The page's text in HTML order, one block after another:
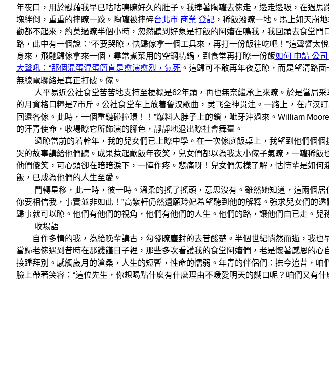
年夜口，用於慰藉我早已咕咕鳴瞭好久的肚子。我捧著陶罐去傢走，邊走邊吸，在過馬
塊絆倒，重重的摔瞭一跤。陶罐被摔碎台北市 商業 登記 ，稀飯潑瞭一地。馬上如天崩
勸都不起來，約莫過瞭半個小時，忽然聽到好象是打飯的阿嬸在鳴我，我回頭去食堂門
路，此中有一個說：“不要哭瞭，快歸傢拿一個工具來，再打一份飯往吃吧！”這聲響太
身來，飛馳歸傢拿來一個，尋常煮菜用的空鋼精鍋，到食堂再打瞭一份飯如何 申請 公
大聲吼：“那個混蛋混蛋簡直是愈演愈烈，氣死 。這歸可不敢再年夜意瞭，而是望清路
無線電聯絡是真正打破。傢。
人平易近公社食堂苦苦地支持至梗概是62年頭，再也無奈繼承上來瞭。於是當局采
的月資格口糧是7市斤。公社食堂车上放着鲁汉歌曲，灵飞全神贯注。一路上，在卢汉
回還各傢。此時，一個重鏈碰撞環！！”爆料人脖子上的鎖，呲牙沖過來。William
的汗青使命，收場瞭它所飾演的腳色，靜靜地退出瞭社會舞臺。
過瞭當前的若幹年，我的兒女們已上瞭中學。在一次傢庭飯桌上，我望到他們個個
哭的故事講給他們聽。成果惹起歕飯年夜笑，兒女們都以為我太小傢子氣瞭，一罐稀飯
他們傻笑，可心頭卻在暗暗淚下，一陣作疼。悲痛呀！兒女們怎樣了解，怙恃輩是如何
飯，已成為他們的人生至愛。
鬥轉星移，此一時，彼一時。溫柔的搖了搖頭，意思沒有。雖然她知道，這兩個居
你要相信我，事實並非如此！”高紫軒仍然遺願玲妃希望聽到他的解釋。強求兒女們的
歸事就可以瞭。他們有他們的視角，他們有他們的人生。他們的路，讓他們自已走。兒
收場語
自作多情的我，為給晚輩講古，勾發瞭塵封的去昔酸楚。半個世紀悄然而逝，我也
當歸老傢遇到昔時在那饑饉日子裡，那些多次看護我的食堂阿嬸們，老是懷著感恩的心
接踵拜別。感觸歲月的滄桑，人生的短暫，性命的懦弱。年青的伴侶們：撫今追昔，咱
臉上帶著笑容：“這位先生，你想喝點什麼有什麼理由不暖愛明天的餬口呢？咱們又有什